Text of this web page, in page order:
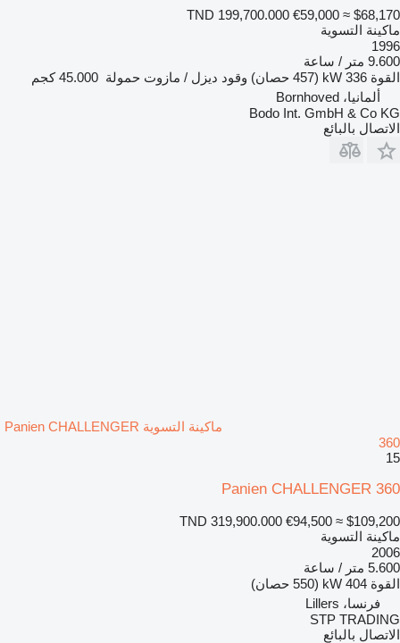
TND 199,700.000 €59,000 ≈ $68,170
ماكينة التسوية
1996
9.600 متر / ساعة
القوة 336 kW (457 حصان) وقود ديزل / مازوت حمولة 45.000 كجم
ألمانيا، Bornhoved
Bodo Int. GmbH & Co KG
الاتصال بالبائع
ماكينة التسوية Panien CHALLENGER
360
15
Panien CHALLENGER 360
TND 319,900.000 €94,500 ≈ $109,200
ماكينة التسوية
2006
5.600 متر / ساعة
القوة 404 kW (550 حصان)
فرنسا، Lillers
STP TRADING
الاتصال بالبائع